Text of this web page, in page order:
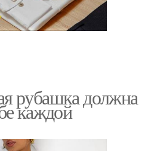
рубашка должна
каждой